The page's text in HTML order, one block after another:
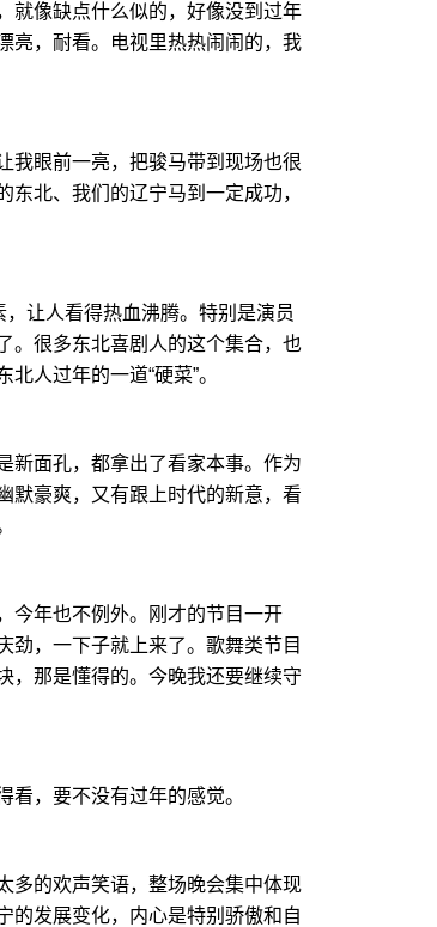
就像缺点什么似的，好像没到过年
亮，耐看。电视里热热闹闹的，我
我眼前一亮，把骏马带到现场也很
北、我们的辽宁马到一定成功，
让人看得热血沸腾。特别是演员
。很多东北喜剧人的这个集合，也
人过年的一道“硬菜”。
新面孔，都拿出了看家本事。作为
默豪爽，又有跟上时代的新意，看
今年也不例外。刚才的节目一开
劲，一下子就上来了。歌舞类节目
，那是懂得的。今晚我还要继续守
，要不没有过年的感觉。
多的欢声笑语，整场晚会集中体现
的发展变化，内心是特别骄傲和自